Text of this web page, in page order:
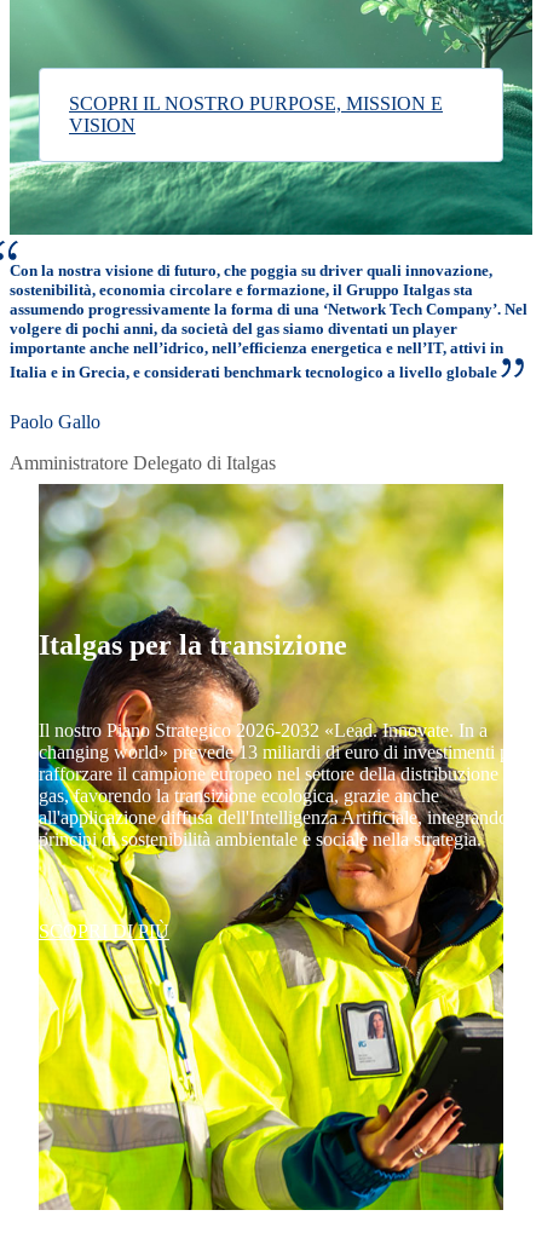
SCOPRI IL NOSTRO PURPOSE, MISSION E
VISION
Con la nostra visione di futuro, che poggia su driver quali innovazione,
sostenibilità, economia circolare e formazione, il Gruppo Italgas sta
assumendo progressivamente la forma di una ‘Network Tech Company’. Nel
volgere di pochi anni, da società del gas siamo diventati un player
importante anche nell’idrico, nell’efficienza energetica e nell’IT, attivi in
Italia e in Grecia, e considerati benchmark tecnologico a livello globale
Paolo Gallo
Amministratore Delegato di Italgas
Italgas per la transizione
Il nostro Piano Strategico 2026-2032 «Lead. Innovate. In a
changing world» prevede 13 miliardi di euro di investimenti per
rafforzare il campione europeo nel settore della distribuzione del
gas, favorendo la transizione ecologica, grazie anche
all'applicazione diffusa dell'Intelligenza Artificiale, integrando i
principi di sostenibilità ambientale e sociale nella strategia.
SCOPRI DI PIÙ